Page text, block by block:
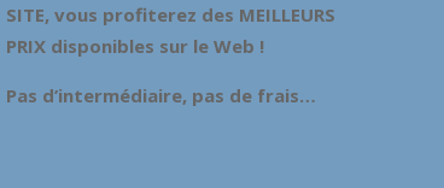
SITE, vous profiterez des MEILLEURS
PRIX disponibles sur le Web !
Pas d’intermédiaire, pas de frais…